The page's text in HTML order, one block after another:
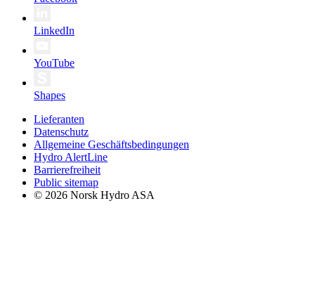
LinkedIn
YouTube
Shapes
Lieferanten
Datenschutz
Allgemeine Geschäftsbedingungen
Hydro AlertLine
Barrierefreiheit
Public sitemap
© 2026 Norsk Hydro ASA